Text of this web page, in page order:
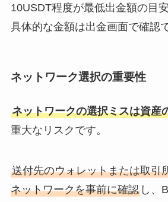
10USDT程度が最低出金額の目
具体的な金額は出金画面で確認
ネットワーク選択の重要性
ネットワークの選択ミスは資産
重大なリスクです。
送付先のウォレットまたは取引
ネットワークを事前に確認し、